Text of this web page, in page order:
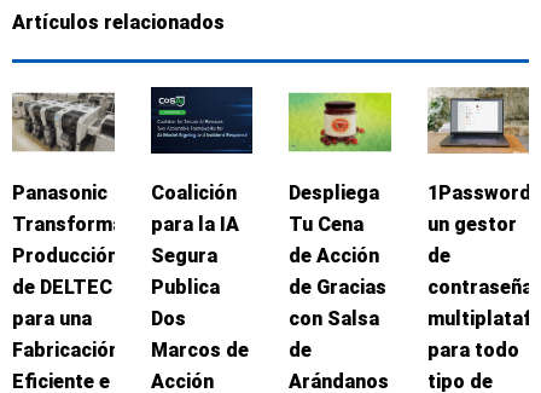
Artículos relacionados
Panasonic
Transforma
Producción
de DELTEC
para una
Fabricación
Eficiente e
Coalición
para la IA
Segura
Publica
Dos
Marcos de
Acción
Despliega
Tu Cena
de Acción
de Gracias
con Salsa
de
Arándanos
1Password:
un gestor
de
para todo
tipo de